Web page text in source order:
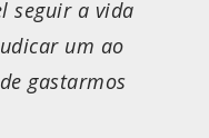
seguir a vida
um ao
gastarmos